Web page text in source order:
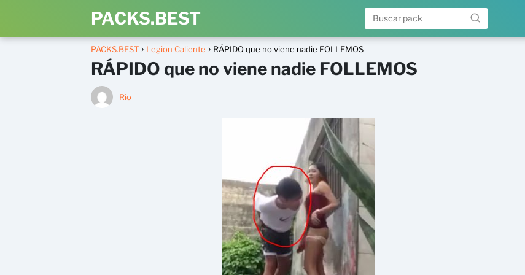
PACKS.BEST
PACKS.BEST Legion Caliente RÁPIDO que no viene nadie FOLLEMOS
RÁPIDO que no viene nadie FOLLEMOS
Rio